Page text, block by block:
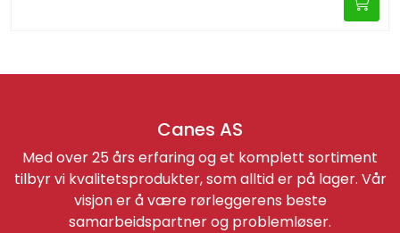
Canes AS
Med over 25 års erfaring og et komplett sortiment
tilbyr vi kvalitetsprodukter, som alltid er på lager. Vår
visjon er å være rørleggerens beste
samarbeidspartner og problemløser.